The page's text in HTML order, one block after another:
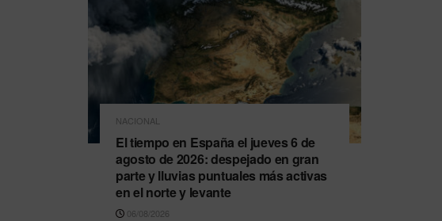
NACIONAL
El tiempo en España el jueves 6 de
agosto de 2026: despejado en gran
parte y lluvias puntuales más activas
en el norte y levante
06/08/2026